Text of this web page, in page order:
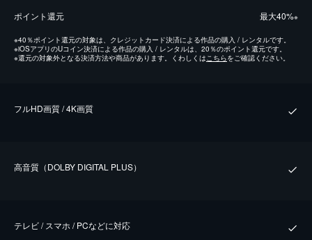
ポイント還元 最⼤40%※
※40％ポイント還元の対象は、クレジットカード決済による作品の購入 / レンタルです。
※iOSアプリのUコイン決済による作品の購入 / レンタルは、20％のポイント還元です。
※還元の対象外となる決済方法や商品があります。くわしくはこちらをご確認ください。
フルHD画質 / 4K画質
⾼⾳質（DOLBY DIGITAL PLUS）
テレビ / スマホ / PCなどに対応